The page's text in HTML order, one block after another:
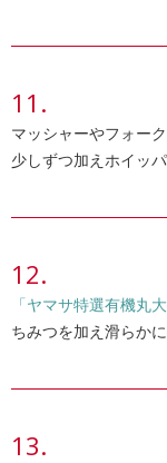
マッシャーやフォー
少しずつ加えホイッ
「ヤマサ特選有機丸
ちみつを加え滑らか